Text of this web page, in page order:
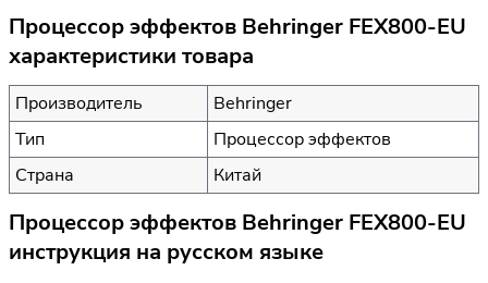
Процессор эффектов Behringer FEX800-EU
характеристики товара
Производитель
Behringer
Тип
Процессор эффектов
Страна
Китай
Процессор эффектов Behringer FEX800-EU
инструкция на русском языке